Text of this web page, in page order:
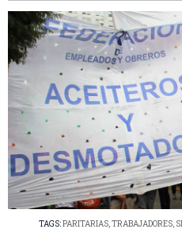
TAGS:PARITARIAS,TRABAJADORES,